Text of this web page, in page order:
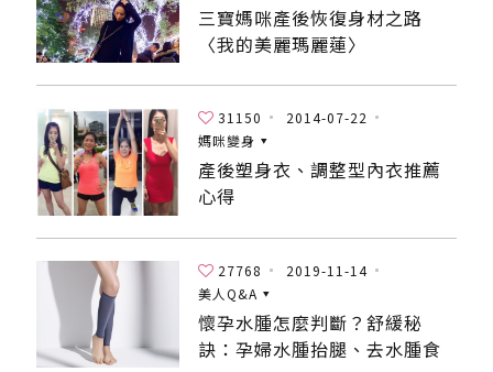
三寶媽咪產後恢復身材之路
〈我的美麗瑪麗蓮〉
31150
2014-07-22
媽咪變身
產後塑身衣、調整型內衣推薦
心得
27768
2019-11-14
美人Q&A
懷孕水腫怎麼判斷？舒緩秘
訣：孕婦水腫抬腿、去水腫食